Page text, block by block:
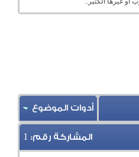
أدوات الموضوع
المشاركة رقم: 1